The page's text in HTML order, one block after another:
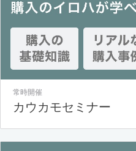
常時開催
カウカモセミナー